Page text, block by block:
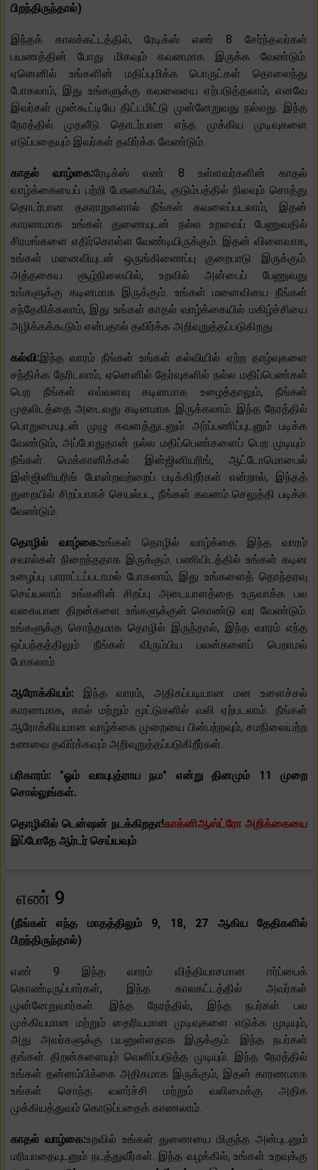
பிறந்திருந்தால்)
இந்தக் காலக்கட்டத்தில், ரேடிக்ஸ் எண் 8 சேர்ந்தவர்கள்
பயணத்தின் போது மிகவும் கவனமாக இருக்க வேண்டும்.
ஏனெனில் உங்களின் மதிப்புமிக்க பொருட்கள் தொலைந்து
போகலாம், இது உங்களுக்கு கவலையை ஏற்படுத்தலாம், எனவே
இவர்கள் முன்கூட்டியே திட்டமிட்டு முன்னேறுவது நல்லது. இந்த
நேரத்தில் முதலீடு தொடர்பான எந்த முக்கிய முடிவுகளை
எடுப்பதையும் இவர்கள் தவிர்க்க வேண்டும்.
காதல் வாழ்கை:ரேடிக்ஸ் எண் 8 உள்ளவர்களின் காதல்
வாழ்க்கையைப் பற்றி பேசுகையில், குடும்பத்தில் நிலவும் சொத்து
தொடர்பான தகராறுகளால் நீங்கள் கவலைப்படலாம், இதன்
காரணமாக உங்கள் துணையுடன் நல்ல உறவைப் பேணுவதில்
சிரமங்களை எதிர்கொள்ள வேண்டியிருக்கும். இதன் விளைவாக,
உங்கள் மனைவியுடன் ஒருங்கிணைப்பு குறைபாடு இருக்கும்.
அத்தகைய சூழ்நிலையில், உறவில் அன்பைப் பேணுவது
உங்களுக்கு கடினமாக இருக்கும். உங்கள் மனைவியை நீங்கள்
சந்தேகிக்கலாம், இது உங்கள் காதல் வாழ்க்கையில் மகிழ்ச்சியை
அழிக்கக்கூடும் என்பதால் தவிர்க்க அறிவுறுத்தப்படுகிறது.
கல்வி:இந்த வாரம் நீங்கள் உங்கள் கல்வியில் ஏற்ற தாழ்வுகளை
சந்திக்க நேரிடலாம், ஏனெனில் தேர்வுகளில் நல்ல மதிப்பெண்கள்
பெற நீங்கள் எவ்வளவு கடினமாக உழைத்தாலும், நீங்கள்
முதலிடத்தை அடைவது கடினமாக இருக்கலாம். இந்த நேரத்தில்
பொறுமையுடன் முழு கவனத்துடனும் அர்ப்பணிப்புடனும் படிக்க
வேண்டும், அப்போதுதான் நல்ல மதிப்பெண்களைப் பெற முடியும்.
நீங்கள் மெக்கானிக்கல் இன்ஜினியரிங், ஆட்டோமொபைல்
இன்ஜினியரிங் போன்றவற்றைப் படிக்கிறீர்கள் என்றால், இந்தத்
துறையில் சிறப்பாகச் செயல்பட, நீங்கள் கவனம் செலுத்தி படிக்க
வேண்டும்.
தொழில் வாழ்கை:உங்கள் தொழில் வாழ்க்கை இந்த வாரம்
சவால்கள் நிறைந்ததாக இருக்கும். பணியிடத்தில் உங்கள் கடின
உழைப்பு பாராட்டப்படாமல் போகலாம், இது உங்களைத் தொந்தரவு
செய்யலாம். உங்களின் சிறப்பு அடையாளத்தை உருவாக்க பல
வகையான திறன்களை உங்களுக்குள் கொண்டு வர வேண்டும்.
உங்களுக்கு சொந்தமாக தொழில் இருந்தால், இந்த வாரம் எந்த
ஒப்பந்தத்திலும் நீங்கள் விரும்பிய பலன்களைப் பெறாமல்
போகலாம்.
ஆரோக்கியம்: இந்த வாரம், அதிகப்படியான மன உளைச்சல்
காரணமாக, கால் மற்றும் மூட்டுகளில் வலி ஏற்படலாம். நீங்கள்
ஆரோக்கியமான வாழ்க்கை முறையை பின்பற்றவும், சமநிலையற்ற
உணவை தவிர்க்கவும் அறிவுறுத்தப்படுகிறீர்கள்.
பரிகாரம்: "ஓம் வாயுபுத்ராய நம" என்று தினமும் 11 முறை
சொல்லுங்கள்.
தொழிலில் டென்ஷன் நடக்கிறதா!காக்னிஆஸ்ட்ரோ அறிக்கையை
இப்போதே ஆர்டர் செய்யவும்
எண் 9
(நீங்கள் எந்த மாதத்திலும் 9, 18, 27 ஆகிய தேதிகளில்
பிறந்திருந்தால்)
எண் 9 இந்த வாரம் வித்தியாசமான ஈர்ப்பைக்
கொண்டிருப்பார்கள், இந்த காலகட்டத்தில் அவர்கள்
முன்னேறுவார்கள். இந்த நேரத்தில், இந்த நபர்கள் பல
முக்கியமான மற்றும் தைரியமான முடிவுகளை எடுக்க முடியும்,
அது அவர்களுக்கு பயனுள்ளதாக இருக்கும். இந்த நபர்கள்
தங்கள் திறன்களையும் வெளிப்படுத்த முடியும். இந்த நேரத்தில்
உங்கள் தன்னம்பிக்கை அதிகமாக இருக்கும், இதன் காரணமாக
உங்கள் சொந்த வளர்ச்சி மற்றும் வலிமைக்கு அதிக
முக்கியத்துவம் கொடுப்பதைக் காணலாம்.
காதல் வாழ்கை:உறவில் உங்கள் துணையை மிகுந்த அன்புடனும்
மரியாதையுடனும் நடத்துவீர்கள். இந்த வழக்கில், உங்கள் உறவுக்கு